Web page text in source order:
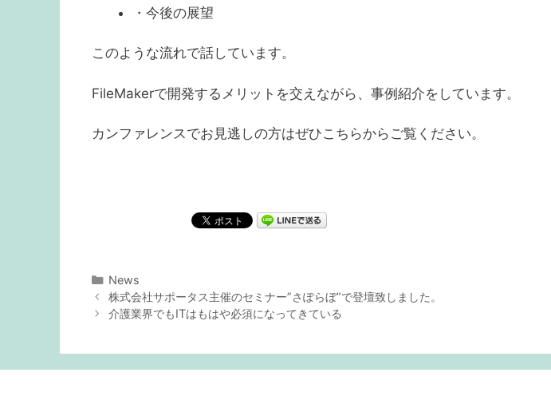
・今後の展望
このような流れで話しています。
FileMakerで開発するメリットを交えながら、事例紹介をしています。
カンファレンスでお見逃しの方はぜひこちらからご覧ください。
カ
テ
ゴ
News
投
稿
株式会社サポータス主催のセミナー”さぽらぼ”で登壇致しました。
介護業界でもITはもはや必須になってきている